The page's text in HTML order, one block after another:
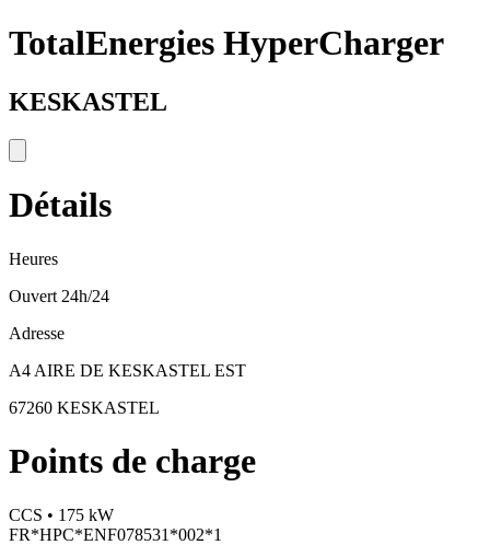
TotalEnergies HyperCharger
KESKASTEL
Détails
Heures
Ouvert 24h/24
Adresse
A4 AIRE DE KESKASTEL EST
67260 KESKASTEL
Points de charge
CCS • 175 kW
FR*HPC*ENF078531*002*1